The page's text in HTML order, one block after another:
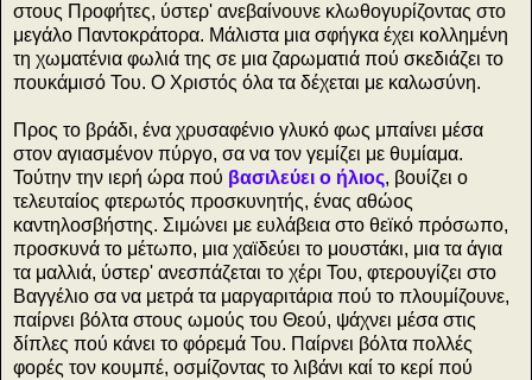
στους Προφήτες, ύστερ' ανεβαίνουνε κλωθογυρίζοντας στο
μεγάλο Παντοκράτορα. Μάλιστα μια σφήγκα έχει κολλημένη
τη χωματένια φωλιά της σε μια ζαρωματιά πού σκεδιάζει το
πουκάμισό Του. Ο Χριστός όλα τα δέχεται με καλωσύνη.
Προς το βράδι, ένα χρυσαφένιο γλυκό φως μπαίνει μέσα
στον αγιασμένον πύργο, σα να τον γεμίζει με θυμίαμα.
Τούτην την ιερή ώρα πού βασιλεύει ο ήλιος, βουίζει ο
τελευταίος φτερωτός προσκυνητής, ένας αθώος
καντηλοσβήστης. Σιμώνει με ευλάβεια στο θεϊκό πρόσωπο,
προσκυνά το μέτωπο, μια χαϊδεύει το μουστάκι, μια τα άγια
τα μαλλιά, ύστερ' ανεσπάζεται το χέρι Του, φτερουγίζει στο
Βαγγέλιο σα να μετρά τα μαργαριτάρια πού το πλουμίζουνε,
παίρνει βόλτα στους ωμούς του Θεού, ψάχνει μέσα στις
δίπλες πού κάνει το φόρεμά Του. Παίρνει βόλτα πολλές
φορές τον κουμπέ, οσμίζοντας το λιβάνι καί το κερί πού